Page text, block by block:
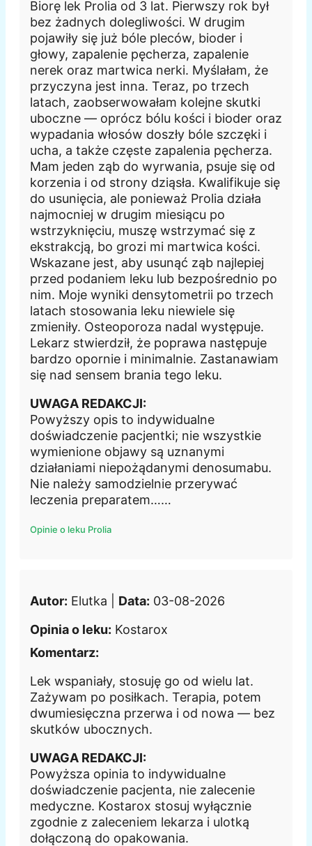
Biorę lek Prolia od 3 lat. Pierwszy rok był
bez żadnych dolegliwości. W drugim
pojawiły się już bóle pleców, bioder i
głowy, zapalenie pęcherza, zapalenie
nerek oraz martwica nerki. Myślałam, że
przyczyna jest inna. Teraz, po trzech
latach, zaobserwowałam kolejne skutki
uboczne — oprócz bólu kości i bioder oraz
wypadania włosów doszły bóle szczęki i
ucha, a także częste zapalenia pęcherza.
Mam jeden ząb do wyrwania, psuje się od
korzenia i od strony dziąsła. Kwalifikuje się
do usunięcia, ale ponieważ Prolia działa
najmocniej w drugim miesiącu po
wstrzyknięciu, muszę wstrzymać się z
ekstrakcją, bo grozi mi martwica kości.
Wskazane jest, aby usunąć ząb najlepiej
przed podaniem leku lub bezpośrednio po
nim. Moje wyniki densytometrii po trzech
latach stosowania leku niewiele się
zmieniły. Osteoporoza nadal występuje.
Lekarz stwierdził, że poprawa następuje
bardzo opornie i minimalnie. Zastanawiam
się nad sensem brania tego leku.
UWAGA REDAKCJI:
Powyższy opis to indywidualne
doświadczenie pacjentki; nie wszystkie
wymienione objawy są uznanymi
działaniami niepożądanymi denosumabu.
Nie należy samodzielnie przerywać
leczenia preparatem……
Opinie o leku Prolia
Autor: Elutka | Data: 03-08-2026
Opinia o leku: Kostarox
Komentarz:
Lek wspaniały, stosuję go od wielu lat.
Zażywam po posiłkach. Terapia, potem
dwumiesięczna przerwa i od nowa — bez
skutków ubocznych.
UWAGA REDAKCJI:
Powyższa opinia to indywidualne
doświadczenie pacjenta, nie zalecenie
medyczne. Kostarox stosuj wyłącznie
zgodnie z zaleceniem lekarza i ulotką
dołączoną do opakowania.